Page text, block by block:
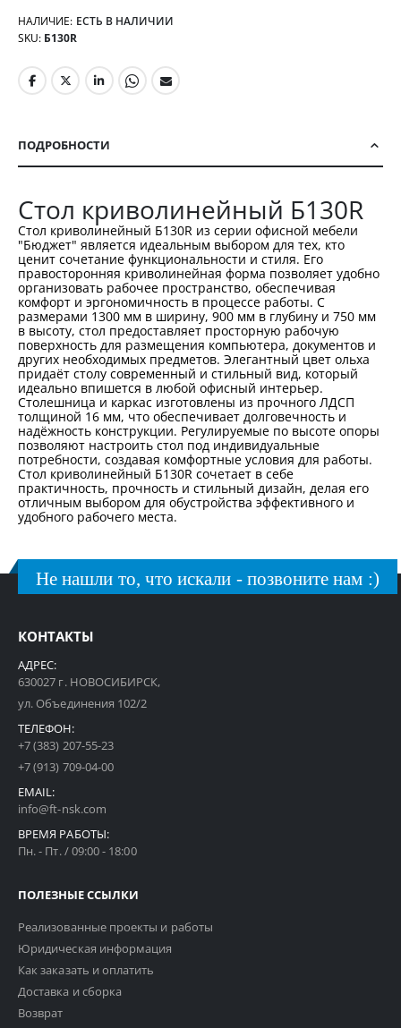
НАЛИЧИЕ: ЕСТЬ В НАЛИЧИИ
SKU Б130R
ПОДРОБНОСТИ
Стол криволинейный Б130R
Стол криволинейный Б130R из серии офисной мебели
"Бюджет" является идеальным выбором для тех, кто
ценит сочетание функциональности и стиля. Его
правосторонняя криволинейная форма позволяет удобно
организовать рабочее пространство, обеспечивая
комфорт и эргономичность в процессе работы. С
размерами 1300 мм в ширину, 900 мм в глубину и 750 мм
в высоту, стол предоставляет просторную рабочую
поверхность для размещения компьютера, документов и
других необходимых предметов. Элегантный цвет ольха
придаёт столу современный и стильный вид, который
идеально впишется в любой офисный интерьер.
Столешница и каркас изготовлены из прочного ЛДСП
толщиной 16 мм, что обеспечивает долговечность и
надёжность конструкции. Регулируемые по высоте опоры
позволяют настроить стол под индивидуальные
потребности, создавая комфортные условия для работы.
Стол криволинейный Б130R сочетает в себе
практичность, прочность и стильный дизайн, делая его
отличным выбором для обустройства эффективного и
удобного рабочего места.
Не нашли то, что искали - позвоните нам :)
КОНТАКТЫ
АДРЕС:
630027 г. НОВОСИБИРСК,
ул. Объединения 102/2
ТЕЛЕФОН:
+7 (383) 207-55-23
+7 (913) 709-04-00
EMAIL:
info@ft-nsk.com
ВРЕМЯ РАБОТЫ:
Пн. - Пт. / 09:00 - 18:00
ПОЛЕЗНЫЕ ССЫЛКИ
Реализованные проекты и работы
Юридическая информация
Как заказать и оплатить
Доставка и сборка
Возврат